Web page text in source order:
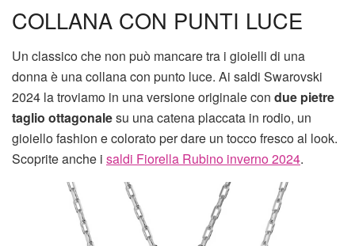
COLLANA CON PUNTI LUCE
Un classico che non può mancare tra i gioielli di una
donna è una collana con punto luce. Ai saldi Swarovski
2024 la troviamo in una versione originale con due pietre
taglio ottagonalesu una catena placcata in rodio, un
gioiello fashion e colorato per dare un tocco fresco al look.
Scoprite anche i saldi Fiorella Rubino inverno 2024.